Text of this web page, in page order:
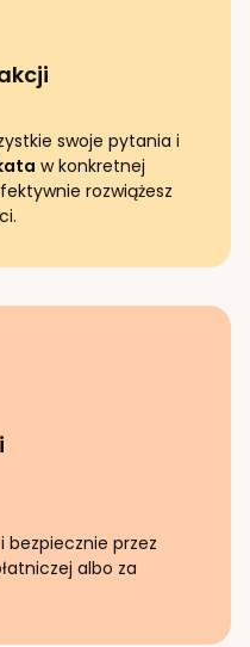
swoje pytania i
w konkretnej
rozwiążesz
bezpiecznie przez
albo za